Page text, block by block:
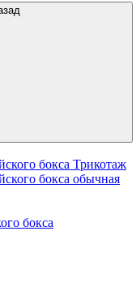
бокса Трикотаж
бокса обычная
бокса